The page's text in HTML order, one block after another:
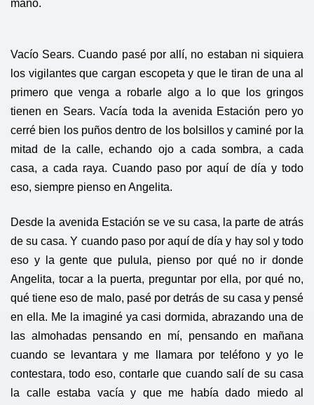
mano.
Vacío Sears. Cuando pasé por allí, no estaban ni siquiera
los vigilantes que cargan escopeta y que le tiran de una al
primero que venga a robarle algo a lo que los gringos
tienen en Sears. Vacía toda la avenida Estación pero yo
cerré bien los puños dentro de los bolsillos y caminé por la
mitad de la calle, echando ojo a cada sombra, a cada
casa, a cada raya. Cuando paso por aquí de día y todo
eso, siempre pienso en Angelita.
Desde la avenida Estación se ve su casa, la parte de atrás
de su casa. Y cuando paso por aquí de día y hay sol y todo
eso y la gente que pulula, pienso por qué no ir donde
Angelita, tocar a la puerta, preguntar por ella, por qué no,
qué tiene eso de malo, pasé por detrás de su casa y pensé
en ella. Me la imaginé ya casi dormida, abrazando una de
las almohadas pensando en mí, pensando en mañana
cuando se levantara y me llamara por teléfono y yo le
contestara, todo eso, contarle que cuando salí de su casa
la calle estaba vacía y que me había dado miedo al